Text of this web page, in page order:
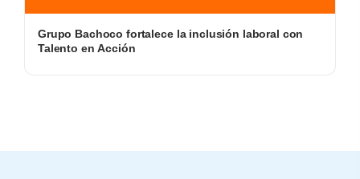
Grupo Bachoco fortalece la inclusión laboral con
Talento en Acción